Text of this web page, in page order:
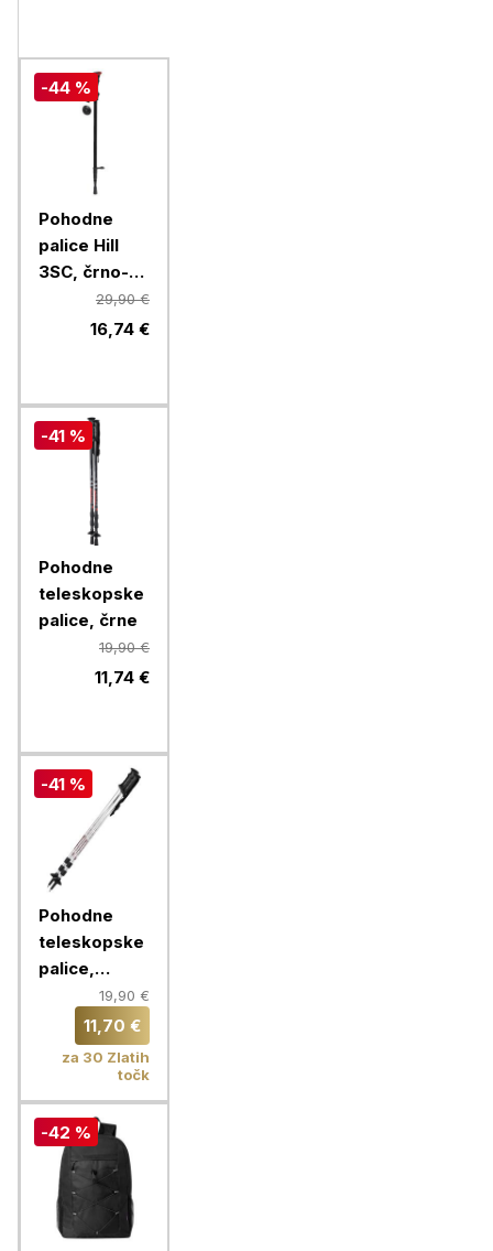
-44 %
Pohodne
palice Hill
3SC, črno-
rdeče, 2/129,90 €
16,74 €
-41 %
Pohodne
teleskopske
palice, črne
19,90 €
11,74 €
-41 %
Pohodne
teleskopske
palice,
srebrne19,90 €
11,70 €
za 30 Zlatih
točk
-42 %